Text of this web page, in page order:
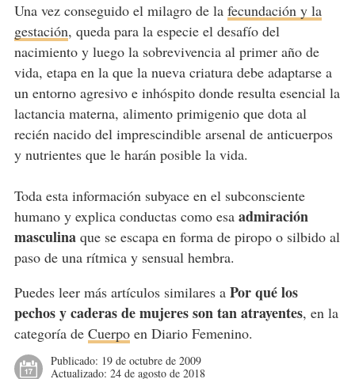
Una vez conseguido el milagro de la fecundación y la
gestación, queda para la especie el desafío del
nacimiento y luego la sobrevivencia al primer año de
vida, etapa en la que la nueva criatura debe adaptarse a
un entorno agresivo e inhóspito donde resulta esencial la
lactancia materna, alimento primigenio que dota al
recién nacido del imprescindible arsenal de anticuerpos
y nutrientes que le harán posible la vida.
Toda esta información subyace en el subconsciente
humano y explica conductas como esa admiración
masculinaque se escapa en forma de piropo o silbido al
paso de una rítmica y sensual hembra.
Puedes leer más artículos similares a Por qué los
pechos y caderas de mujeres son tan atrayentes, en la
categoría de Cuerpoen Diario Femenino.
Publicado: 19 de octubre de 2009
Actualizado: 24 de agosto de 2018